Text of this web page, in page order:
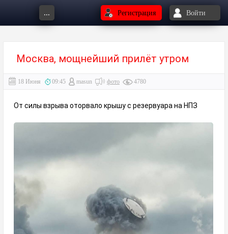
... Регистрация Войти
Москва, мощнейший прилёт утром
18 Июня 09:45 masun фото 4780
От силы взрыва оторвало крышу с резервуара на НПЗ